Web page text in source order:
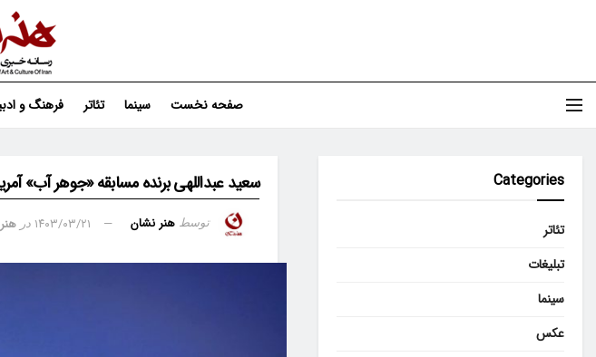
صفحه نخست سینما تئاتر فرهنگ و
سعید عبداللهی برنده مسابقه «جوهر آب»
توسط هنر نشان ۱۴۰۳/۰۳/۲۱ در
Categories
تئاتر
تبلیغات
سینما
عکس